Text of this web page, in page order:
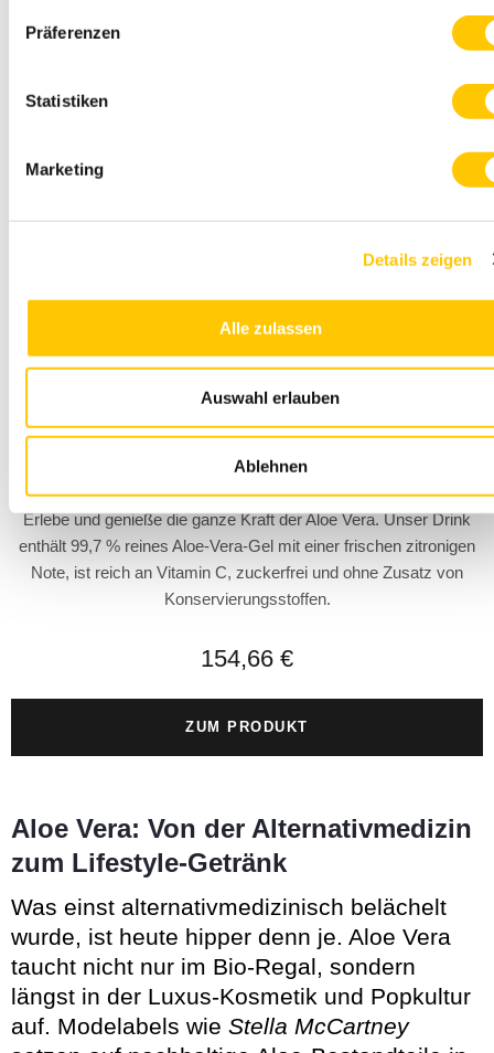
Präferenzen
Statistiken
Marketing
Details zeigen
Alle zulassen
Auswahl erlauben
Ablehnen
Hoher Anteil an reinem Aloe-Vera-Gel
Hoher Vitamin-C-Gehalt
Konservierungsstoffen
Ohne zugesetzten Zucker
330ml Forever Aloe Vera Gel
Enthält 99,7 % reines Aloe-Vera-Gel.
Erlebe und genieße die ganze Kraft der Aloe Vera. Unser Drink
enthält 99,7 % reines Aloe-Vera-Gel mit einer frischen zitronigen
Note, ist reich an Vitamin C, zuckerfrei und ohne Zusatz von
Konservierungsstoffen.
154,66 €
ZUM PRODUKT
Aloe Vera: Von der Alternativmedizin
zum Lifestyle-Getränk
Was einst alternativmedizinisch belächelt
wurde, ist heute hipper denn je. Aloe Vera
taucht nicht nur im Bio-Regal, sondern
längst in der Luxus-Kosmetik und Popkultur
auf. Modelabels wie Stella McCartney